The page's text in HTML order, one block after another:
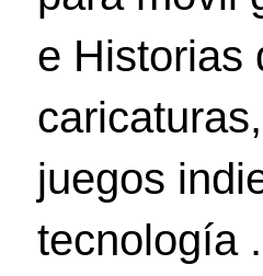
e Historias
juegos
tecnología